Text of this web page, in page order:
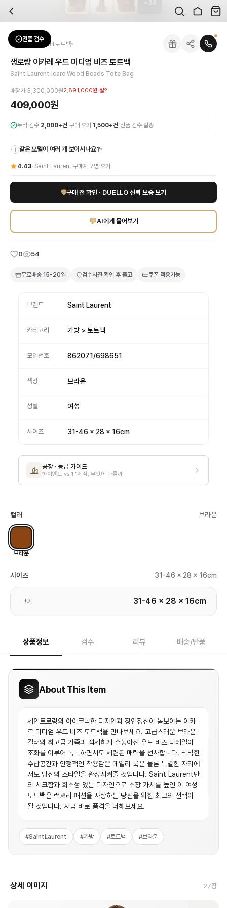
배송은 얼마나 걸리나요?
검수는 어떻게 진행되나요? 검수 사진을 받을 수 있나요?
전문 스태프가 실물 상품을 직접 확인한 후 검수 사진을 제공합니다. 가죽 재질,
교환이나 반품이 가능한가요?
수령 후 7일 이내 신청하시면 상품 하자, 사이즈 불일치, 고객 변심 모두 교환·반
네, 쿠폰과 적립금을 결제 시 함께 사용하실 수 있습니다. 적립금은 1,000원 이상
브랜드:
성별:여성
색상:브라운
가격:409,000원
세인트로랑의 아이코닉한 디자인과 장인정신이 돋보이는 이카르 미디엄 우드 비
생로랑 이카레 우드 미디엄 비즈 토트백
24
전품 검수
Saint Laurent 토트백
생로랑 이카레 우드 미디엄 비즈 토트백
Saint Laurent Icare Wood Beads Tote Bag
매장가3,300,000원2,891,000원 절약
409,000원
누적 검수 2,000+건·구매 후기 1,500+건· 전품 검수 발송
i 같은 모델이 여러 개 보이시나요?▾
4.43· Saint Laurent 구매자 7명 후기
🛡구매 전 확인 · DUELLO 신뢰 보증 보기
💬AI에게 물어보기
0 54
무료배송 15-20일 검수사진 확인 후 출고 쿠폰 적용가능
브랜드 Saint Laurent
카테고리 가방 > 토트백
모델번호 862071/698651
색상 브라운
성별 여성
사이즈 31-46 x 28 x 16cm
공장 · 등급 가이드
하이엔드 vs 1:1제작, 무엇이 다를까
컬러 브라운
브라운
사이즈 31-46 x 28 x 16cm
크기 31-46 x 28 x 16cm
상품정보 검수 리뷰 배송/반품
About This Item
세인트로랑의 아이코닉한 디자인과 장인정신이 돋보이는 이카
르 미디엄 우드 비즈 토트백을 만나보세요. 고급스러운 브라운
컬러의 최고급 가죽과 섬세하게 수놓아진 우드 비즈 디테일이
조화를 이루어 독특하면서도 세련된 매력을 선사합니다. 넉넉한
수납공간과 안정적인 착용감은 데일리 룩은 물론 특별한 자리에
서도 당신의 스타일을 완성시켜줄 것입니다. Saint Laurent만
의 시크함과 희소성 있는 디자인으로 소장 가치를 높인 이 여성
토트백은 럭셔리 패션을 사랑하는 당신을 위한 최고의 선택이
될 것입니다. 지금 바로 품격을 더해보세요.
#SaintLaurent #가방 #토트백 #브라운
상세 이미지 27장